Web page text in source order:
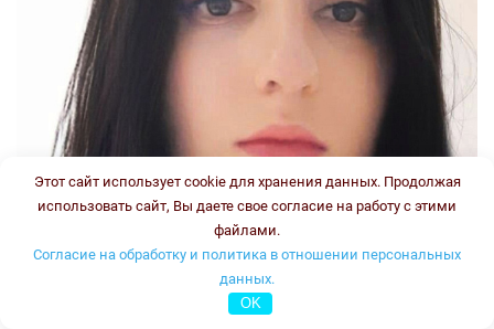
Этот сайт использует cookie для хранения данных. Продолжая
использовать сайт, Вы даете свое согласие на работу с этими
файлами.
Согласие на обработку и политика в отношении персональных
данных.
OK